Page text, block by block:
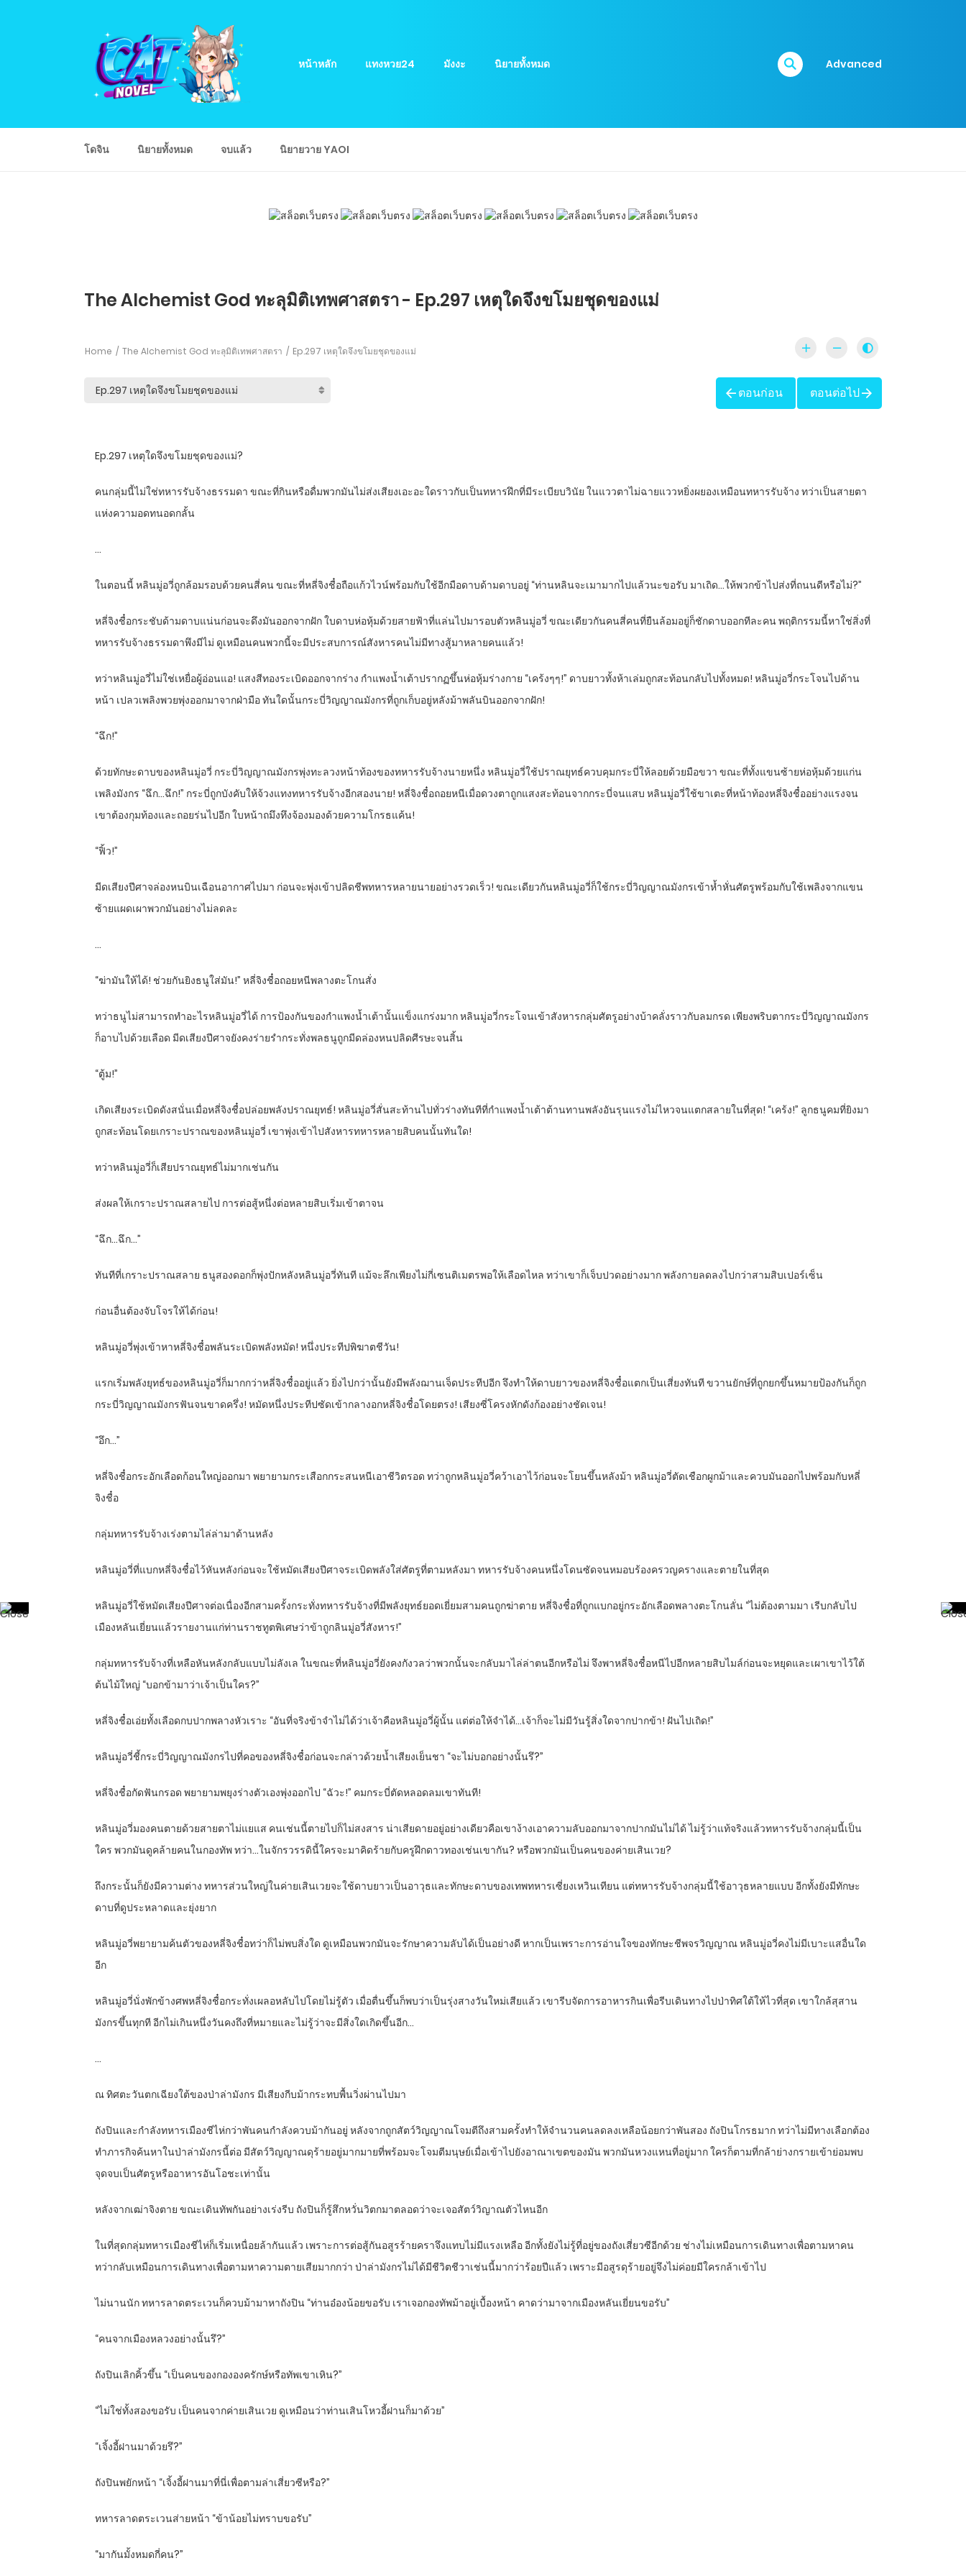
หน้าหลัก แทงหวย24 มังงะ นิยายทั้งหมด Advanced
โดจิน นิยายทั้งหมด จบแล้ว นิยายวาย YAOI
The Alchemist God ทะลุมิติเทพศาสตรา - Ep.297 เหตุใดจึงขโมยชุดของแม่
Home The Alchemist God ทะลุมิติเทพศาสตรา Ep.297 เหตุใดจึงขโมยชุดของแม่
ตอนก่อน ตอนต่อไป
Ep.297 เหตุใดจึงขโมยชุดของแม่?
คนกลุ่มนี้ไม่ใช่ทหารรับจ้างธรรมดา ขณะที่กินหรือดื่มพวกมันไม่ส่งเสียงเอะอะใดราวกับเป็นทหารฝึกที่มีระเบียบวินัย ในแววตาไม่ฉายแววหยิ่งผยองเหมือนทหารรับจ้าง ทว่าเป็นสายตา
แห่งความอดทนอดกลั้น
…
ในตอนนี้ หลินมู่อวี่ถูกล้อมรอบด้วยคนสี่คน ขณะที่หลี่จิงชื๋อถือแก้วไวน์พร้อมกับใช้อีกมือดาบด้ามดาบอยู่ “ท่านหลินจะเมามากไปแล้วนะขอรับ มาเถิด…ให้พวกข้าไปส่งที่ถนนดีหรือไม่?”
หลี่จิงชื๋อกระชับด้ามดาบแน่นก่อนจะดึงมันออกจากฝัก ใบดาบห่อหุ้มด้วยสายฟ้าที่แล่นไปมารอบตัวหลินมู่อวี่ ขณะเดียวกันคนสี่คนที่ยืนล้อมอยู่ก็ชักดาบออกทีละคน พฤติกรรมนี้หาใช่สิ่งที่
ทหารรับจ้างธรรมดาพึงมีไม่ ดูเหมือนคนพวกนี้จะมีประสบการณ์สังหารคนไม่มีทางสู้มาหลายคนแล้ว!
ทว่าหลินมู่อวี่ไม่ใช่เหยื่อผู้อ่อนแอ! แสงสีทองระเบิดออกจากร่าง กำแพงน้ำเต้าปรากฏขึ้นห่อหุ้มร่างกาย “เคร้งๆๆ!” ดาบยาวทั้งห้าเล่มถูกสะท้อนกลับไปทั้งหมด! หลินมู่อวี่กระโจนไปด้าน
หน้า เปลวเพลิงพวยพุ่งออกมาจากฝ่ามือ ทันใดนั้นกระบี่วิญญาณมังกรที่ถูกเก็บอยู่หลังม้าพลันบินออกจากฝัก!
“ฉึก!”
ด้วยทักษะดาบของหลินมู่อวี่ กระบี่วิญญาณมังกรพุ่งทะลวงหน้าท้องของทหารรับจ้างนายหนึ่ง หลินมู่อวี่ใช้ปราณยุทธ์ควบคุมกระบี่ให้ลอยด้วยมือขวา ขณะที่ทั้งแขนซ้ายห่อหุ้มด้วยแก่น
เพลิงมังกร “ฉึก…ฉึก!” กระบี่ถูกบังคับให้จ้วงแทงทหารรับจ้างอีกสองนาย! หลี่จิงชื๋อถอยหนีเมื่อดวงตาถูกแสงสะท้อนจากกระบี่จนแสบ หลินมู่อวี่ใช้ขาเตะที่หน้าท้องหลี่จิงชื๋ออย่างแรงจน
เขาต้องกุมท้องและถอยร่นไปอีก ใบหน้าถมึงทึงจ้องมองด้วยความโกรธแค้น!
“ฟิ้ว!”
มีดเสียงปีศาจล่องหนบินเฉือนอากาศไปมา ก่อนจะพุ่งเข้าปลิดชีพทหารหลายนายอย่างรวดเร็ว! ขณะเดียวกันหลินมู่อวี่ก็ใช้กระบี่วิญญาณมังกรเข้าห้ำหั่นศัตรูพร้อมกับใช้เพลิงจากแขน
ซ้ายแผดเผาพวกมันอย่างไม่ลดละ
…
“ฆ่ามันให้ได้! ช่วยกันยิงธนูใส่มัน!” หลี่จิงชื๋อถอยหนีพลางตะโกนสั่ง
ทว่าธนูไม่สามารถทำอะไรหลินมู่อวี่ได้ การป้องกันของกำแพงน้ำเต้านั้นแข็งแกร่งมาก หลินมู่อวี่กระโจนเข้าสังหารกลุ่มศัตรูอย่างบ้าคลั่งราวกับลมกรด เพียงพริบตากระบี่วิญญาณมังกร
ก็อาบไปด้วยเลือด มีดเสียงปีศาจยังคงร่ายรำกระทั่งพลธนูถูกมีดล่องหนปลิดศีรษะจนสิ้น
“ตู้ม!”
เกิดเสียงระเบิดดังสนั่นเมื่อหลี่จิงชื๋อปล่อยพลังปราณยุทธ์! หลินมู่อวี่สั่นสะท้านไปทั่วร่างทันทีที่กำแพงน้ำเต้าต้านทานพลังอันรุนแรงไม่ไหวจนแตกสลายในที่สุด! “เคร้ง!” ลูกธนูคมที่ยิงมา
ถูกสะท้อนโดยเกราะปราณของหลินมู่อวี่ เขาพุ่งเข้าไปสังหารทหารหลายสิบคนนั้นทันใด!
ทว่าหลินมู่อวี่ก็เสียปราณยุทธ์ไม่มากเช่นกัน
ส่งผลให้เกราะปราณสลายไป การต่อสู้หนึ่งต่อหลายสิบเริ่มเข้าตาจน
“ฉึก…ฉึก…”
ทันทีที่เกราะปราณสลาย ธนูสองดอกก็พุ่งปักหลังหลินมู่อวี่ทันที แม้จะลึกเพียงไม่กี่เซนติเมตรพอให้เลือดไหล ทว่าเขาก็เจ็บปวดอย่างมาก พลังกายลดลงไปกว่าสามสิบเปอร์เซ็น
ก่อนอื่นต้องจับโจรให้ได้ก่อน!
หลินมู่อวี่พุ่งเข้าหาหลี่จิงชื๋อพลันระเบิดพลังหมัด! หนึ่งประทีปพิฆาตชีวัน!
แรกเริ่มพลังยุทธ์ของหลินมู่อวี่ก็มากกว่าหลี่จิงชื๋ออยู่แล้ว ยิ่งไปกว่านั้นยังมีพลังฌานเจ็ดประทีปอีก จึงทำให้ดาบยาวของหลี่จิงชื๋อแตกเป็นเสี่ยงทันที ขวานยักษ์ที่ถูกยกขึ้นหมายป้องกันก็ถูก
กระบี่วิญญาณมังกรฟันจนขาดครึ่ง! หมัดหนึ่งประทีปซัดเข้ากลางอกหลี่จิงชื๋อโดยตรง! เสียงซี่โครงหักดังก้องอย่างชัดเจน!
“อึก…”
หลี่จิงชื๋อกระอักเลือดก้อนใหญ่ออกมา พยายามกระเสือกกระสนหนีเอาชีวิตรอด ทว่าถูกหลินมู่อวี่คว้าเอาไว้ก่อนจะโยนขึ้นหลังม้า หลินมู่อวี่ตัดเชือกผูกม้าและควบมันออกไปพร้อมกับหลี่
จิงชื๋อ
กลุ่มทหารรับจ้างเร่งตามไล่ล่ามาด้านหลัง
หลินมู่อวี่ที่แบกหลี่จิงชื๋อไว้หันหลังก่อนจะใช้หมัดเสียงปีศาจระเบิดพลังใส่ศัตรูที่ตามหลังมา ทหารรับจ้างคนหนึ่งโดนซัดจนหมอบร้องครวญครางและตายในที่สุด
หลินมู่อวี่ใช้หมัดเสียงปีศาจต่อเนื่องอีกสามครั้งกระทั่งทหารรับจ้างที่มีพลังยุทธ์ยอดเยี่ยมสามคนถูกฆ่าตาย หลี่จิงชื๋อที่ถูกแบกอยู่กระอักเลือดพลางตะโกนลั่น “ไม่ต้องตามมา เรีบกลับไป
เมืองหลันเยี่ยนแล้วรายงานแก่ท่านราชทูตพิเศษว่าข้าถูกลินมู่อวี่สังหาร!”
กลุ่มทหารรับจ้างที่เหลือหันหลังกลับแบบไม่ลังเล ในขณะที่หลินมู่อวี่ยังคงกังวลว่าพวกนั้นจะกลับมาไล่ล่าตนอีกหรือไม่ จึงพาหลี่จิงชื๋อหนีไปอีกหลายสิบไมล์ก่อนจะหยุดและเผาเขาไว้ใต้
ต้นไม้ใหญ่ “บอกข้ามาว่าเจ้าเป็นใคร?”
หลี่จิงชื๋อเอ่ยทั้งเลือดกบปากพลางหัวเราะ “อันที่จริงข้าจำไม่ได้ว่าเจ้าคือหลินมู่อวี่ผู้นั้น แต่ต่อให้จำได้…เจ้าก็จะไม่มีวันรู้สิ่งใดจากปากข้า! ฝันไปเถิด!”
หลินมู่อวี่ชี้กระบี่วิญญาณมังกรไปที่คอของหลี่จิงชื๋อก่อนจะกล่าวด้วยน้ำเสียงเย็นชา “จะไม่บอกอย่างนั้นรึ?”
หลี่จิงชื๋อกัดฟันกรอด พยายามพยุงร่างตัวเองพุ่งออกไป “ฉัวะ!” คมกระบี่ตัดหลอดลมเขาทันที!
หลินมู่อวี่มองคนตายด้วยสายตาไม่แยแส คนเช่นนี้ตายไปก็ไม่สงสาร น่าเสียดายอยู่อย่างเดียวคือเขาง้างเอาความลับออกมาจากปากมันไม่ได้ ไม่รู้ว่าแท้จริงแล้วทหารรับจ้างกลุ่มนี้เป็น
ใคร พวกมันดูคล้ายคนในกองทัพ ทว่า…ในจักรวรรดินี้ใครจะมาคิดร้ายกับครูฝึกดาวทองเช่นเขากัน? หรือพวกมันเป็นคนของค่ายเสินเวย?
ถึงกระนั้นก็ยังมีความต่าง ทหารส่วนใหญ่ในค่ายเสินเวยจะใช้ดาบยาวเป็นอาวุธและทักษะดาบของเทพทหารเซี่ยงเหวินเทียน แต่ทหารรับจ้างกลุ่มนี้ใช้อาวุธหลายแบบ อีกทั้งยังมีทักษะ
ดาบที่ดูประหลาดและยุ่งยาก
หลินมู่อวี่พยายามค้นตัวของหลี่จิงชื๋อทว่าก็ไม่พบสิ่งใด ดูเหมือนพวกมันจะรักษาความลับได้เป็นอย่างดี หากเป็นเพราะการอ่านใจของทักษะชีพจรวิญญาณ หลินมู่อวี่คงไม่มีเบาะแสอื่นใด
อีก
หลินมู่อวี่นั่งพักข้างศพหลี่จิงชื๋อกระทั่งเผลอหลับไปโดยไม่รู้ตัว เมื่อตื่นขึ้นก็พบว่าเป็นรุ่งสางวันใหม่เสียแล้ว เขารีบจัดการอาหารกินเพื่อรีบเดินทางไปป่าทิศใต้ให้ไวที่สุด เขาใกล้สุสาน
มังกรขึ้นทุกที อีกไม่เกินหนึ่งวันคงถึงที่หมายและไม่รู้ว่าจะมีสิ่งใดเกิดขึ้นอีก…
…
ณ ทิศตะวันตกเฉียงใต้ของป่าล่ามังกร มีเสียงกีบม้ากระทบพื้นวิ่งผ่านไปมา
ถังปินและกำลังทหารเมืองชีไห่กว่าพันคนกำลังควบม้ากันอยู่ หลังจากถูกสัตว์วิญญาณโจมตีถึงสามครั้งทำให้จำนวนคนลดลงเหลือน้อยกว่าพันสอง ถังปินโกรธมาก ทว่าไม่มีทางเลือกต้อง
ทำภารกิจค้นหาในป่าล่ามังกรนี้ต่อ มีสัตว์วิญญาณดุร้ายอยู่มากมายที่พร้อมจะโจมตีมนุษย์เมื่อเข้าไปยังอาณาเขตของมัน พวกมันหวงแหนที่อยู่มาก ใครก็ตามที่กล้าย่างกรายเข้าย่อมพบ
จุดจบเป็นศัตรูหรืออาหารอันโอชะเท่านั้น
หลังจากเฒ่าจิงตาย ขณะเดินทัพกันอย่างเร่งรีบ ถังปินก็รู้สึกหวั่นวิตกมาตลอดว่าจะเจอสัตว์วิญาณตัวไหนอีก
ในที่สุดกลุ่มทหารเมืองชีไห่ก็เริ่มเหนื่อยล้ากันแล้ว เพราะการต่อสู้กันอสูรร้ายคราจึงแทบไม่มีแรงเหลือ อีกทั้งยังไม่รู้ที่อยู่ของถังเสี่ยวซีอีกด้วย ช่างไม่เหมือนการเดินทางเพื่อตามหาคน
ทว่ากลับเหมือนการเดินทางเพื่อตามหาความตายเสียมากกว่า ป่าล่ามังกรไม่ได้มีชีวิตชีวาเช่นนี้มากว่าร้อยปีแล้ว เพราะมีอสูรดุร้ายอยู่จึงไม่ค่อยมีใครกล้าเข้าไป
ไม่นานนัก ทหารลาดตระเวนก็ควบม้ามาหาถังปิน “ท่านอ๋องน้อยขอรับ เราเจอกองทัพม้าอยู่เบื้องหน้า คาดว่ามาจากเมืองหลันเยี่ยนขอรับ”
“คนจากเมืองหลวงอย่างนั้นรึ?”
ถังปินเลิกคิ้วขึ้น “เป็นคนของกององครักษ์หรือทัพเขาเหิน?”
“ไม่ใช่ทั้งสองขอรับ เป็นคนจากค่ายเสินเวย ดูเหมือนว่าท่านเสินโหวอี้ฝานก็มาด้วย”
“เจิ้งอี้ฝานมาด้วยรึ?”
ถังปินพยักหน้า “เจิ้งอี้ฝานมาที่นี่เพื่อตามล่าเสี่ยวซีหรือ?”
ทหารลาดตระเวนส่ายหน้า “ข้าน้อยไม่ทราบขอรับ”
“มากันมั้งหมดกี่คน?”